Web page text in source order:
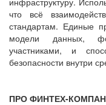
что всё
стандартам. Единые
модели данных,
участниками, и
безопасности внутри
ПРО ФИНТЕХ-